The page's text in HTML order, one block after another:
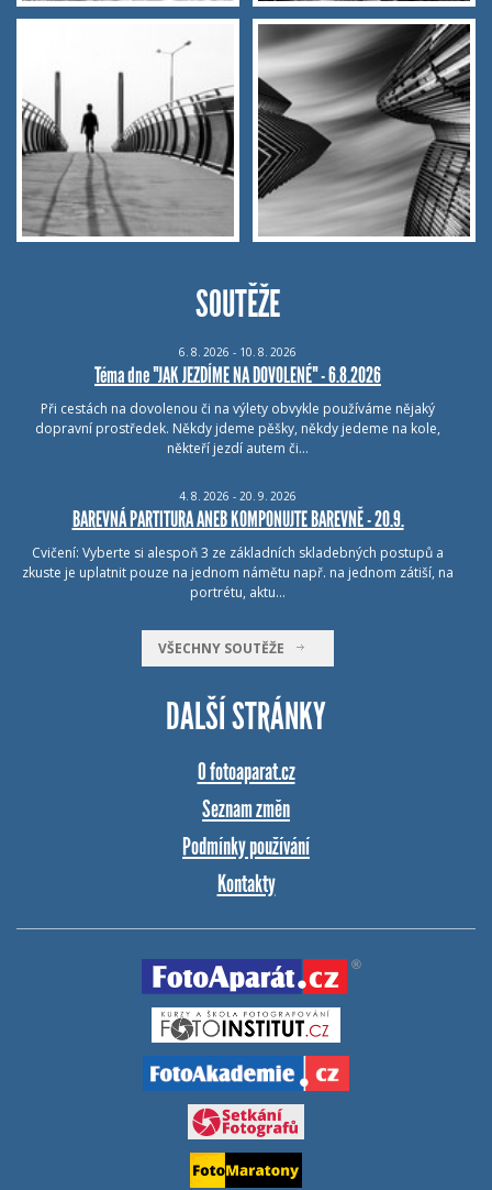
SOUTĚŽE
6. 8. 2026 - 10. 8. 2026
Téma dne "JAK JEZDÍME NA DOVOLENÉ" - 6.8.2026
Při cestách na dovolenou či na výlety obvykle používáme nějaký
dopravní prostředek. Někdy jdeme pěšky, někdy jedeme na kole,
někteří jezdí autem či…
4. 8. 2026 - 20. 9. 2026
BAREVNÁ PARTITURA ANEB KOMPONUJTE BAREVNĚ - 20.9.
Cvičení: Vyberte si alespoň 3 ze základních skladebných postupů a
zkuste je uplatnit pouze na jednom námětu např. na jednom zátiší, na
portrétu, aktu…
VŠECHNY SOUTĚŽE
DALŠÍ STRÁNKY
O fotoaparat.cz
Seznam změn
Podmínky používání
Kontakty